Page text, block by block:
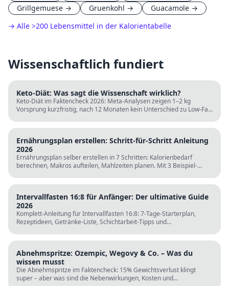
Grillgemuese → Gruenkohl → Guacamole →
→ Alle >200 Lebensmittel in der Kalorientabelle
Wissenschaftlich fundiert
Keto-Diät: Was sagt die Wissenschaft wirklich?
Keto-Diät im Faktencheck 2026: Meta-Analysen zeigen 1–2 kg
Vorsprung kurzfristig, nach 12 Monaten kein Unterschied zu Low-Fat.
Ernährungsplan erstellen: Schritt-für-Schritt Anleitung
2026
Ernährungsplan selber erstellen in 7 Schritten: Kalorienbedarf
berechnen, Makros aufteilen, Mahlzeiten planen. Mit 3 Beispiel-
Intervallfasten 16:8 für Anfänger: Der ultimative Guide
2026
Komplett-Anleitung für Intervallfasten 16:8: 7-Tage-Starterplan,
Rezeptideen, Getränke-Liste, Schichtarbeit-Tipps und
Abnehmspritze: Ozempic, Wegovy & Co. – Was du
wissen musst
Die Abnehmspritze im Faktencheck: 15% Gewichtsverlust klingt
super – aber was sind die Nebenwirkungen, Kosten und